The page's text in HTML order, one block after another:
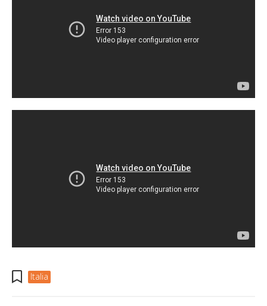
Italia